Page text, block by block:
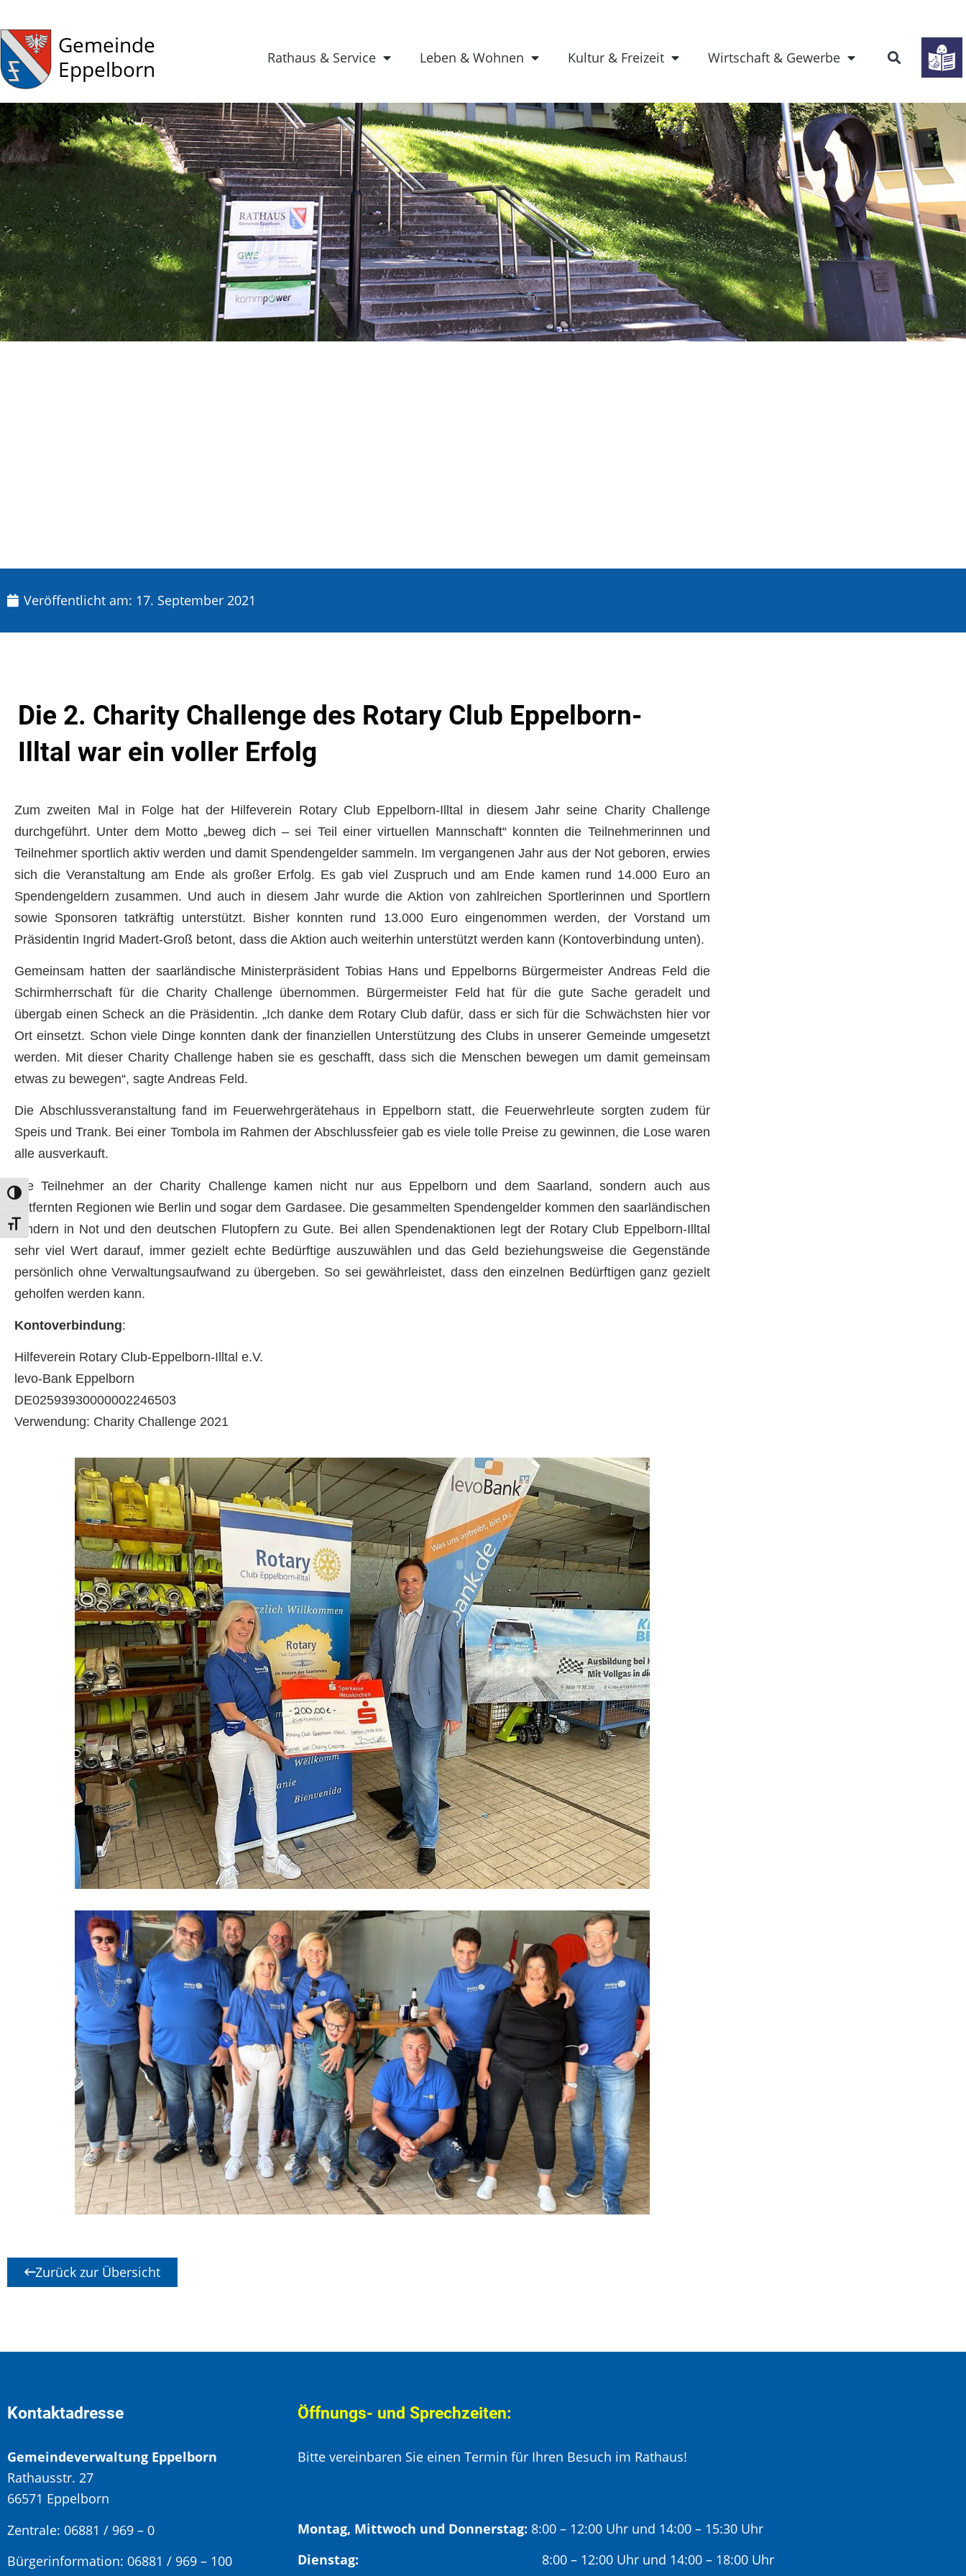
Umschalten auf hohe Kontraste
Schrift vergrößern
Gemeinde
Eppelborn
Rathaus & Service Leben & Wohnen Kultur & Freizeit Wirtschaft & Gewerbe
Veröffentlicht am: 17. September 2021
Die 2. Charity Challenge des Rotary Club Eppelborn-
Illtal war ein voller Erfolg
Zum zweiten Mal in Folge hat der Hilfeverein Rotary Club Eppelborn-Illtal in diesem Jahr seine Charity Challenge
durchgeführt. Unter dem Motto „beweg dich – sei Teil einer virtuellen Mannschaft“ konnten die Teilnehmerinnen und
Teilnehmer sportlich aktiv werden und damit Spendengelder sammeln. Im vergangenen Jahr aus der Not geboren, erwies
sich die Veranstaltung am Ende als großer Erfolg. Es gab viel Zuspruch und am Ende kamen rund 14.000 Euro an
Spendengeldern zusammen. Und auch in diesem Jahr wurde die Aktion von zahlreichen Sportlerinnen und Sportlern
sowie Sponsoren tatkräftig unterstützt. Bisher konnten rund 13.000 Euro eingenommen werden, der Vorstand um
Präsidentin Ingrid Madert-Groß betont, dass die Aktion auch weiterhin unterstützt werden kann (Kontoverbindung unten).
Gemeinsam hatten der saarländische Ministerpräsident Tobias Hans und Eppelborns Bürgermeister Andreas Feld die
Schirmherrschaft für die Charity Challenge übernommen. Bürgermeister Feld hat für die gute Sache geradelt und
übergab einen Scheck an die Präsidentin. „Ich danke dem Rotary Club dafür, dass er sich für die Schwächsten hier vor
Ort einsetzt. Schon viele Dinge konnten dank der finanziellen Unterstützung des Clubs in unserer Gemeinde umgesetzt
werden. Mit dieser Charity Challenge haben sie es geschafft, dass sich die Menschen bewegen um damit gemeinsam
etwas zu bewegen“, sagte Andreas Feld.
Die Abschlussveranstaltung fand im Feuerwehrgerätehaus in Eppelborn statt, die Feuerwehrleute sorgten zudem für
Speis und Trank. Bei einer Tombola im Rahmen der Abschlussfeier gab es viele tolle Preise zu gewinnen, die Lose waren
alle ausverkauft.
Die Teilnehmer an der Charity Challenge kamen nicht nur aus Eppelborn und dem Saarland, sondern auch aus
entfernten Regionen wie Berlin und sogar dem Gardasee. Die gesammelten Spendengelder kommen den saarländischen
Kindern in Not und den deutschen Flutopfern zu Gute. Bei allen Spendenaktionen legt der Rotary Club Eppelborn-Illtal
sehr viel Wert darauf, immer gezielt echte Bedürftige auszuwählen und das Geld beziehungsweise die Gegenstände
persönlich ohne Verwaltungsaufwand zu übergeben. So sei gewährleistet, dass den einzelnen Bedürftigen ganz gezielt
geholfen werden kann.
Kontoverbindung:
Hilfeverein Rotary Club-Eppelborn-Illtal e.V.
levo-Bank Eppelborn
DE02593930000002246503
Verwendung: Charity Challenge 2021
Zurück zur Übersicht
Kontaktadresse
Gemeindeverwaltung Eppelborn
Rathausstr. 27
66571 Eppelborn
Zentrale: 06881 / 969 – 0
Bürgerinformation: 06881 / 969 – 100
Öffnungs- und Sprechzeiten:
Bitte vereinbaren Sie einen Termin für Ihren Besuch im Rathaus!
Montag, Mittwoch und Donnerstag: 8:00 – 12:00 Uhr und 14:00 – 15:30 Uhr
Dienstag: 8:00 – 12:00 Uhr und 14:00 – 18:00 Uhr